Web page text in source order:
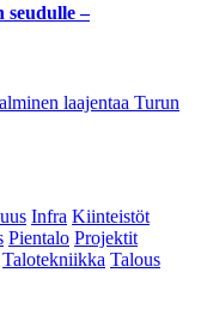
seudulle –
laajentaa Turun
Infra Kiinteistöt
Pientalo Projektit
Talotekniikka Talous